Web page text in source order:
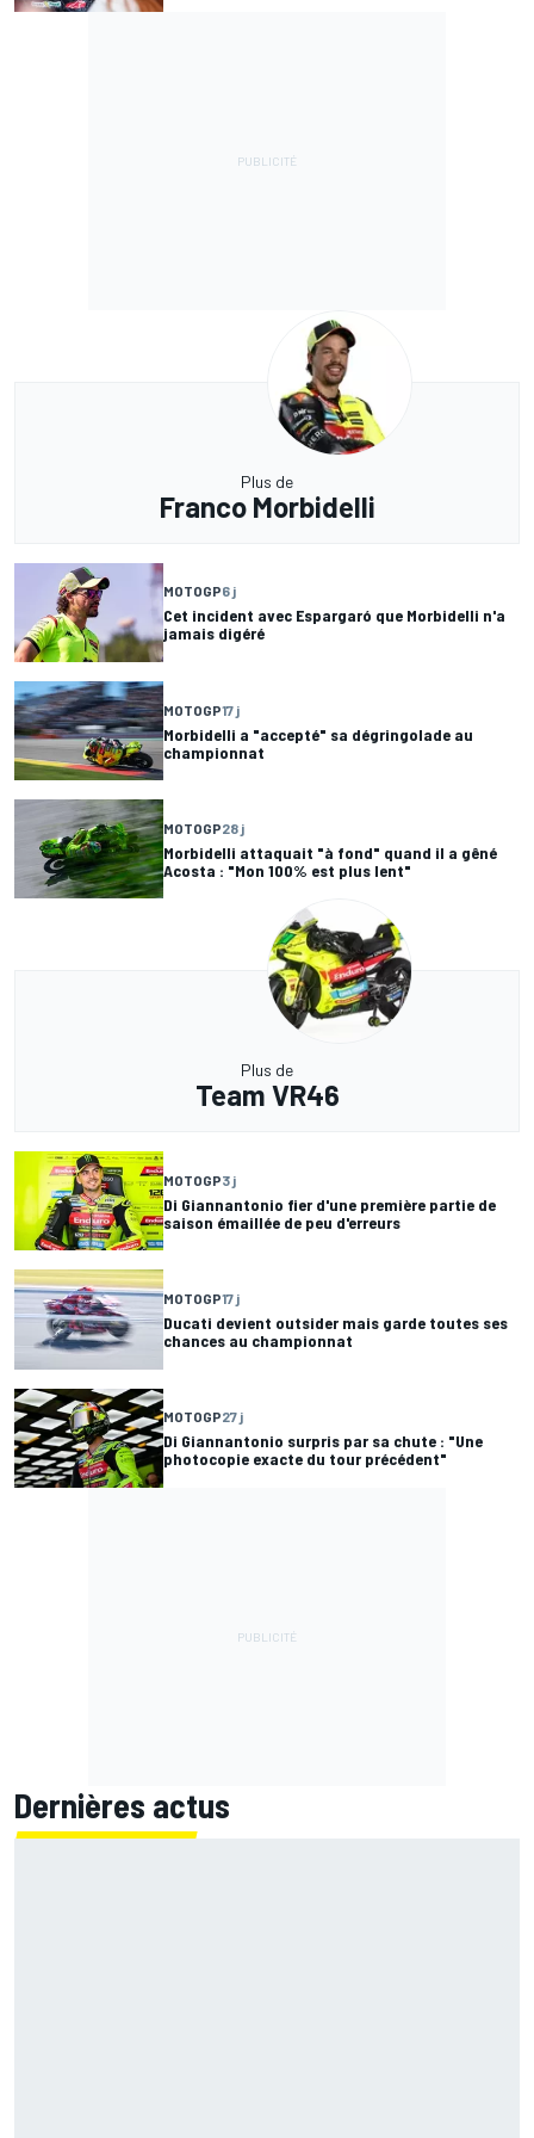
Plus de
Franco Morbidelli
MOTOGP6 j
Cet incident avec Espargaró que Morbidelli n'a
jamais digéré
MOTOGP17 j
Morbidelli a "accepté" sa dégringolade au
championnat
MOTOGP28 j
Morbidelli attaquait "à fond" quand il a gêné
Acosta : "Mon 100% est plus lent"
Plus de
Team VR46
MOTOGP3 j
Di Giannantonio fier d'une première partie de
saison émaillée de peu d'erreurs
MOTOGP17 j
Ducati devient outsider mais garde toutes ses
chances au championnat
MOTOGP27 j
Di Giannantonio surpris par sa chute : "Une
photocopie exacte du tour précédent"
Dernières actus